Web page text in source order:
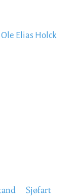
Ole Elias Holck
Sjøfart